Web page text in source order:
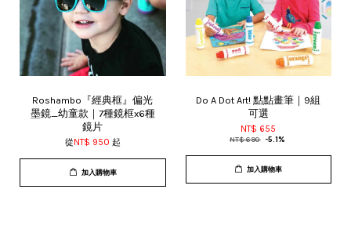
Roshambo『經典框』偏光
墨鏡_幼童款｜7種鏡框x6種
鏡片
從NT$ 950 起
加入購物車
Do A Dot Art! 點點畫筆｜9組
可選
NT$ 655
NT$ 690 -5.1%
加入購物車